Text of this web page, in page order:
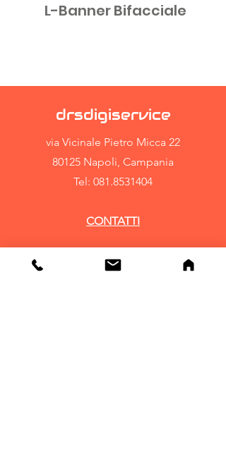
L-Banner Bifacciale
drsdigiservice
via Vicinale Pietro Micca 22
80125 Napoli, Campania
Tel: 081.8531404
CONTATTI